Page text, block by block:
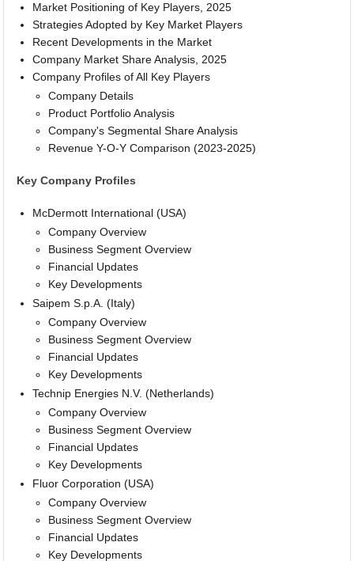
Market Positioning of Key Players, 2025
Strategies Adopted by Key Market Players
Recent Developments in the Market
Company Market Share Analysis, 2025
Company Profiles of All Key Players
Company Details
Product Portfolio Analysis
Company's Segmental Share Analysis
Revenue Y-O-Y Comparison (2023-2025)
Key Company Profiles
McDermott International (USA)
Company Overview
Business Segment Overview
Financial Updates
Key Developments
Saipem S.p.A. (Italy)
Company Overview
Business Segment Overview
Financial Updates
Key Developments
Technip Energies N.V. (Netherlands)
Company Overview
Business Segment Overview
Financial Updates
Key Developments
Fluor Corporation (USA)
Company Overview
Business Segment Overview
Financial Updates
Key Developments